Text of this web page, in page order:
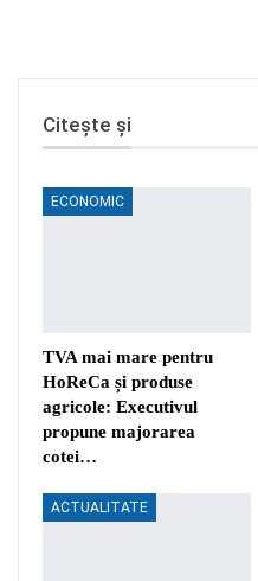
Citește și
ECONOMIC
TVA mai mare pentru
HoReCa și produse
agricole: Executivul
propune majorarea
cotei…
ACTUALITATE